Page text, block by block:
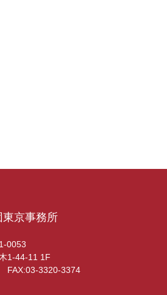
東京事務所
0053
1-44-11 1F
FAX:03-3320-3374